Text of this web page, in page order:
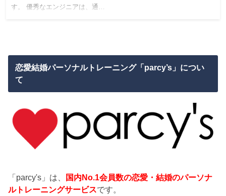
す。 優秀なエンジニアは、通…
恋愛結婚パーソナルトレーニング「parcy’s」につい
て
「parcy's」は、
国内No.1会員数の恋愛・結婚のパーソナ
ルトレーニングサービスです。